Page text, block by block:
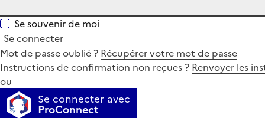
Se souvenir de moi
Se connecter
Mot de passe oublié ? Récupérer votre mot de passe
Instructions de confirmation non reçues ? Renvoyer les
ou
Se connecter avec
ProConnect